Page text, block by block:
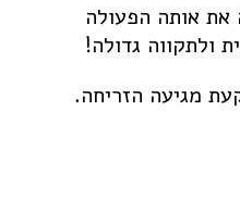
אותה הפעולה
ולתקווה גדולה!
מגיעה הזריחה.